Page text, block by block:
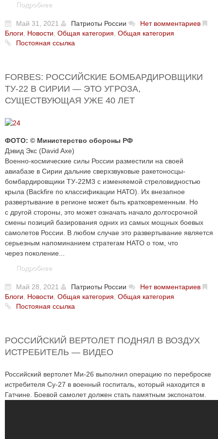
Подробнее
Май 31, 2021 Патриоты России
Нет вомментариев
Блоги
Новости Общая категория Общая категория
Постояная ссылка
FORBES: РОССИЙСКИЕ БОМБАРДИРОВЩИКИ
ТУ-22 В СИРИИ — ЭТО УГРОЗА,
СУЩЕСТВУЮЩАЯ УЖЕ 40 ЛЕТ
ФОТО: © Министерство обороны РФ
Дэвид Экс (David Axe)
Военно-космические силы России разместили на своей
авиабазе в Сирии дальние сверхзвуковые ракетоносцы-
бомбардировщики ТУ-22М3 с изменяемой стреловидностью
крыла (Backfire по классификации НАТО). Их внезапное
развертывание в регионе может быть кратковременным. Но
с другой стороны, это может означать начало долгосрочной
смены позиций базирования одних из самых мощных боевых
самолетов России. В любом случае это развертывание является
серьезным напоминанием стратегам НАТО о том, что
через поколение...
Подробнее
Май 28, 2021 Патриоты России
Нет вомментариев
Блоги
Новости Общая категория Общая категория
Постояная ссылка
РОССИЙСКИЙ ВЕРТОЛЕТ ПОДНЯЛ В ВОЗДУХ
ИСТРЕБИТЕЛЬ — ВИДЕО
Российский вертолет Ми-26 выполнил операцию по переброске
истребителя Су-27 в военный госпиталь, который находится в
Гатчине. Боевой самолет должен стать памятным экспонатом.